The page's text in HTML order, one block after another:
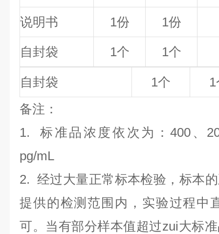
说明书 1份 1份
自封袋 1个 1个
自封袋 1个
备注 ：
1.标准品浓度依次为：400 、
pg/mL
2. 经过大量正常标本检验，标本
提供的检测范围内，实验过程中
可。当有部分样本值超过zui大标